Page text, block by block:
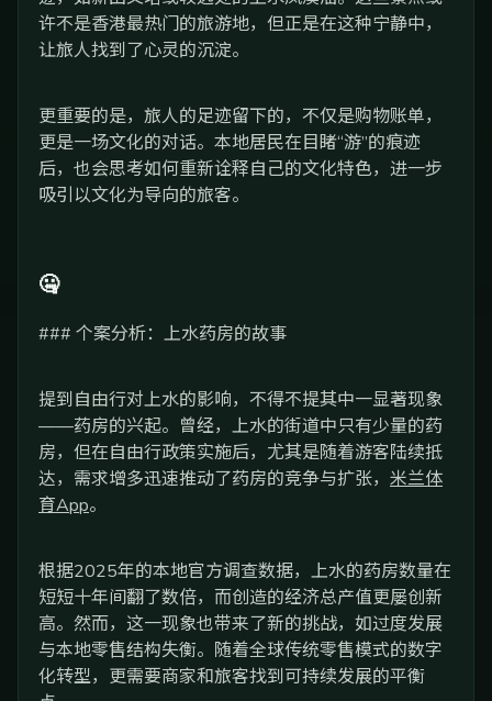
许不是香港最热门的旅游地，但正是在这种宁静中，
让旅人找到了心灵的沉淀。
更重要的是，旅人的足迹留下的，不仅是购物账单，
更是一场文化的对话。本地居民在目睹“游”的痕迹
后，也会思考如何重新诠释自己的文化特色，进一步
吸引以文化为导向的旅客。
🤐
### 个案分析：上水药房的故事
提到自由行对上水的影响，不得不提其中一显著现象
——药房的兴起。曾经，上水的街道中只有少量的药
房，但在自由行政策实施后，尤其是随着游客陆续抵
达，需求增多迅速推动了药房的竞争与扩张， 米兰体
育App。
根据2025年的本地官方调查数据，上水的药房数量在
短短十年间翻了数倍，而创造的经济总产值更屡创新
高。然而，这一现象也带来了新的挑战，如过度发展
与本地零售结构失衡。随着全球传统零售模式的数字
化转型，更需要商家和旅客找到可持续发展的平衡